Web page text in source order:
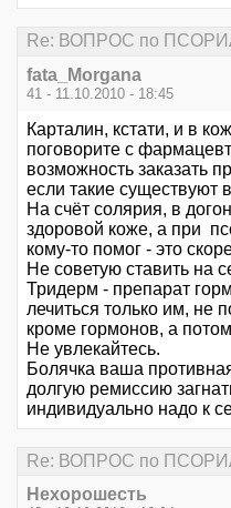
Re: ВОПРОС по
fata_Morgana
41 - 11.10.2010 - 18:45
Карталин, кстати, и в
поговорите с
возможность заказать
если такие существуют
На счёт солярия, в
здоровой коже, а при
кому-то помог - это
Не советую ставить на
Тридерм - препарат
лечиться только им, не
кроме гормонов, а
Не увлекайтесь.
Болячка ваша
долгую ремиссию
индивидуально надо к
Re: ВОПРОС по
Нехорошесть